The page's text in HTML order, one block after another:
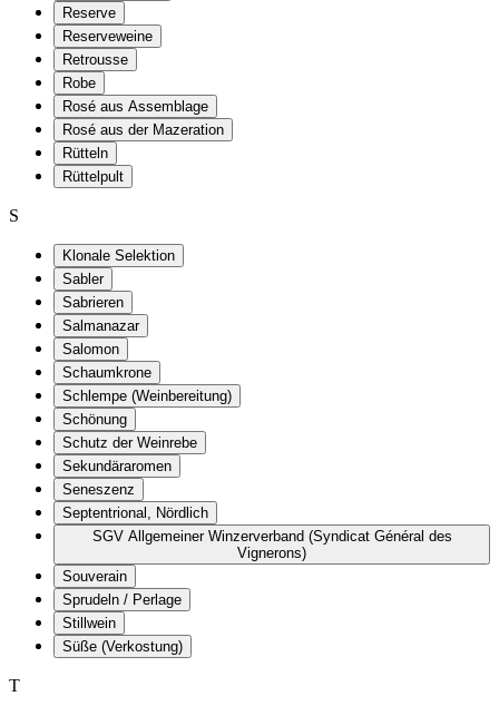
Reserve
Reserveweine
Retrousse
Robe
Rosé aus Assemblage
Rosé aus der Mazeration
Rütteln
Rüttelpult
S
Klonale Selektion
Sabler
Sabrieren
Salmanazar
Salomon
Schaumkrone
Schlempe (Weinbereitung)
Schönung
Schutz der Weinrebe
Sekundäraromen
Seneszenz
Septentrional, Nördlich
SGV Allgemeiner Winzerverband (Syndicat Général des
Vignerons)
Souverain
Sprudeln / Perlage
Stillwein
Süße (Verkostung)
T